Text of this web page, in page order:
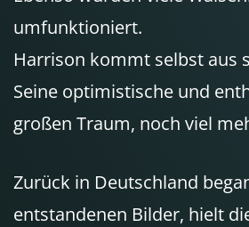
umfunktioniert.
Harrison kommt selbst aus
Seine optimistische und
großen Traum, noch viel
Zurück in Deutschland
entstandenen Bilder, hielt